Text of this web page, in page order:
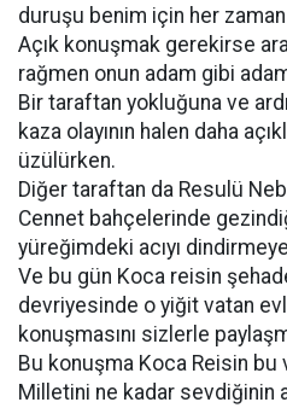
duruşu benim için her
Açık konuşmak gerekirse
rağmen onun adam gibi
Bir taraftan yokluğuna ve
kaza olayının halen daha
üzülürken.
Diğer taraftan da Resulü
Cennet bahçelerinde
yüreğimdeki acıyı
Ve bu gün Koca reisin
devriyesinde o yiğit vatan
konuşmasını sizlerle
Bu konuşma Koca Reisin bu
Milletini ne kadar sevdiğinin